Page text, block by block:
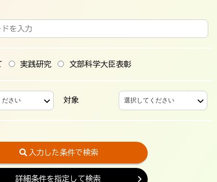
実践研究 文部科学大臣表彰
対象
入力した条件で検索
詳細条件を指定して検索